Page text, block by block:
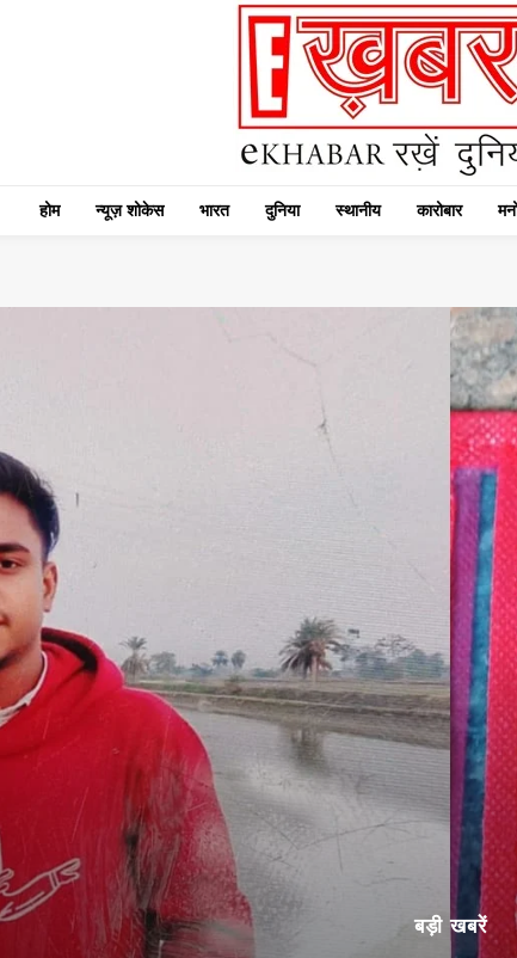
होम न्यूज़ शोकेस भारत दुनिया स्थानीय कारोबार
बड़ी खबरें